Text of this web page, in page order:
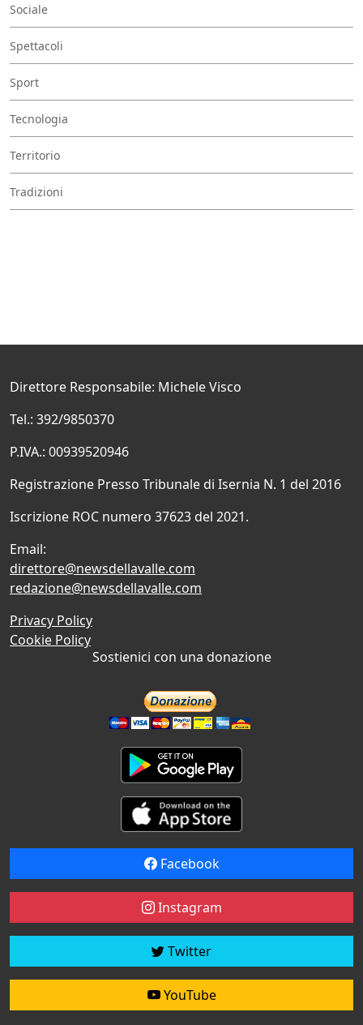
Sociale
Spettacoli
Sport
Tecnologia
Territorio
Tradizioni
Direttore Responsabile: Michele Visco
Tel.: 392/9850370
P.IVA.: 00939520946
Registrazione Presso Tribunale di Isernia N. 1 del 2016
Iscrizione ROC numero 37623 del 2021.
Email:
direttore@newsdellavalle.com
redazione@newsdellavalle.com
Privacy Policy
Cookie Policy
Sostienici con una donazione
Facebook
Instagram
Twitter
YouTube